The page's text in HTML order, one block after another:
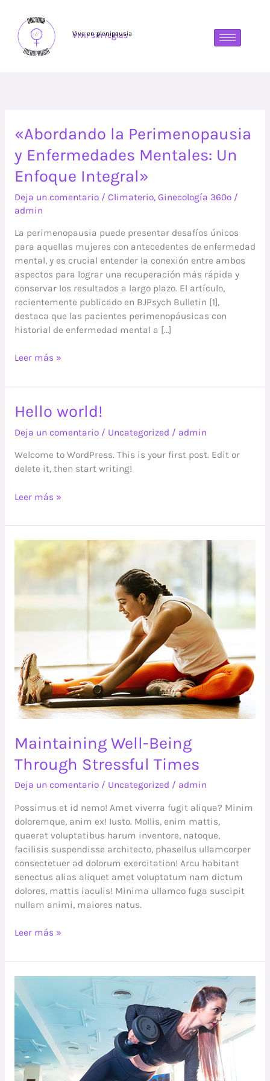
contenido
Vivir sin reglas
Vive en plenipausia
«Abordando la Perimenopausia
y Enfermedades Mentales: Un
Enfoque Integral»
Deja un comentario / Climaterio, Ginecología 360º/
admin
La perimenopausia puede presentar desafíos únicos
para aquellas mujeres con antecedentes de enfermedad
mental, y es crucial entender la conexión entre ambos
aspectos para lograr una recuperación más rápida y
conservar los resultados a largo plazo. El artículo,
recientemente publicado en BJPsych Bulletin [1],
destaca que las pacientes perimenopáusicas con
historial de enfermedad mental a […]
«Abordando
Perimenopausia
y
Enfermedades
Mentales:
Un
Enfoque
Integral»
Leer más »
Hello world!
Deja un comentario / Uncategorized / admin
Welcome to WordPress. This is your first post. Edit or
delete it, then start writing!
Hello
Leer más »
Maintaining Well-Being
Through Stressful Times
Deja un comentario / Uncategorized / admin
Possimus et id nemo! Amet viverra fugit aliqua? Minim
doloremque, anim ex! Iusto. Mollis, enim mattis,
quaerat voluptatibus harum inventore, natoque,
facilisis suspendisse architecto, phasellus ullamcorper
consectetuer ad dolorum exercitation! Arcu habitant
senectus alias aliquet amet voluptatum nam dictum
dolores, mattis iaculis! Minima ullamco fuga suscipit
nullam animi, maiores natus.
Maintaining
Leer más »
nutrient
therapy
boost
your
energy?